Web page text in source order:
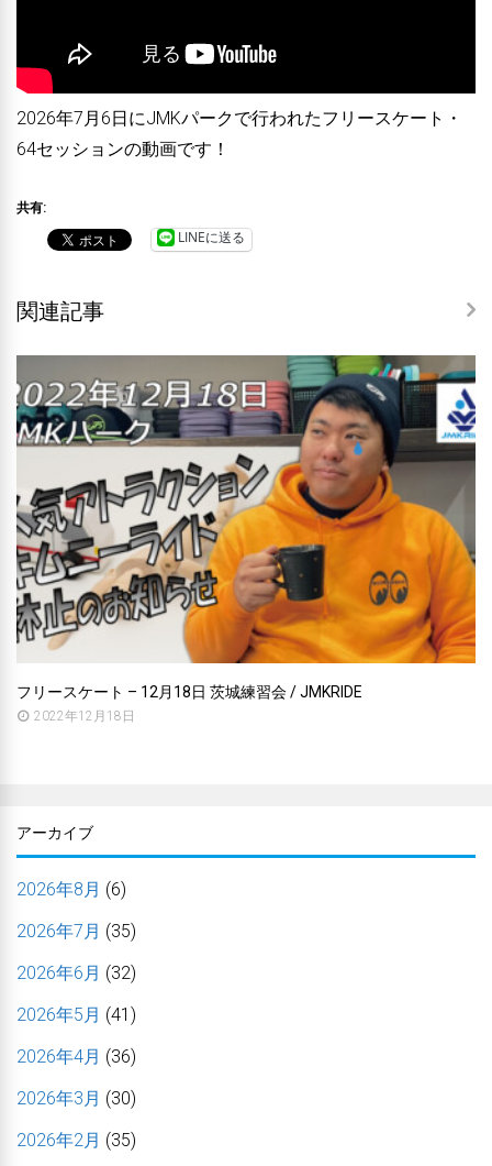
2026年7月6日にJMKパークで行われたフリースケート・
64セッションの動画です！
共有:
LINEに送る
関連記事
フリースケート – 12月18日 茨城練習会 / JMKRIDE
2022年12月18日
アーカイブ
2026年8月 (6)
2026年7月 (35)
2026年6月 (32)
2026年5月 (41)
2026年4月 (36)
2026年3月 (30)
2026年2月 (35)